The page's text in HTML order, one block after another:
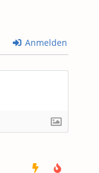
Anmelden